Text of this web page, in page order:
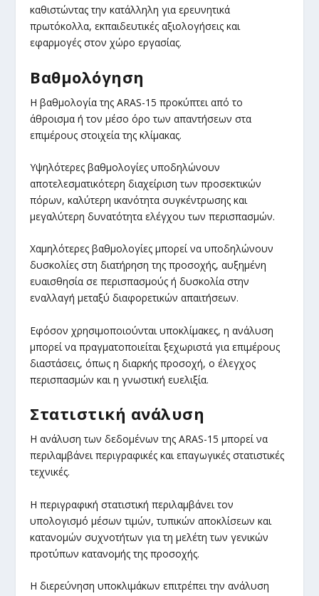
καθιστώντας την κατάλληλη για ερευνητικά
πρωτόκολλα, εκπαιδευτικές αξιολογήσεις και
εφαρμογές στον χώρο εργασίας.
Βαθμολόγηση
Η βαθμολογία της ARAS-15 προκύπτει από το
άθροισμα ή τον μέσο όρο των απαντήσεων στα
επιμέρους στοιχεία της κλίμακας.
Υψηλότερες βαθμολογίες υποδηλώνουν
αποτελεσματικότερη διαχείριση των προσεκτικών
πόρων, καλύτερη ικανότητα συγκέντρωσης και
μεγαλύτερη δυνατότητα ελέγχου των περισπασμών.
Χαμηλότερες βαθμολογίες μπορεί να υποδηλώνουν
δυσκολίες στη διατήρηση της προσοχής, αυξημένη
ευαισθησία σε περισπασμούς ή δυσκολία στην
εναλλαγή μεταξύ διαφορετικών απαιτήσεων.
Εφόσον χρησιμοποιούνται υποκλίμακες, η ανάλυση
μπορεί να πραγματοποιείται ξεχωριστά για επιμέρους
διαστάσεις, όπως η διαρκής προσοχή, ο έλεγχος
περισπασμών και η γνωστική ευελιξία.
Στατιστική ανάλυση
Η ανάλυση των δεδομένων της ARAS-15 μπορεί να
περιλαμβάνει περιγραφικές και επαγωγικές στατιστικές
τεχνικές.
Η περιγραφική στατιστική περιλαμβάνει τον
υπολογισμό μέσων τιμών, τυπικών αποκλίσεων και
κατανομών συχνοτήτων για τη μελέτη των γενικών
προτύπων κατανομής της προσοχής.
Η διερεύνηση υποκλιμάκων επιτρέπει την ανάλυση